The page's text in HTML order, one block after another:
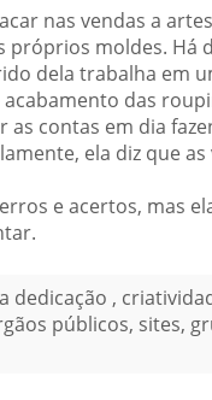
nas vendas a
próprios moldes. Há
dela trabalha em
das
contas em dia
ela diz que
e acertos, mas
dedicação ,
públicos, sites,